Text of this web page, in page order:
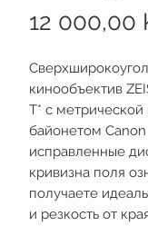
12 000,00
кинообъектив
T* с
байонетом
исправленные
кривизна поля
получаете
и резкость от